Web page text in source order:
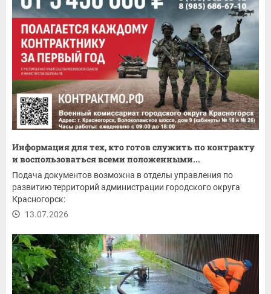
Информация для тех, кто готов служить по контракту
и воспользоваться всеми положенными...
Подача документов возможна в отделы управления по
развитию территорий администрации городского округа
Красногорск:
13.07.2026